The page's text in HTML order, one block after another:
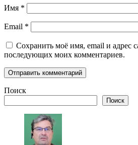
Имя *
Email *
Сохранить моё имя, email и адрес
последующих моих комментариев.
Поиск
Поиск